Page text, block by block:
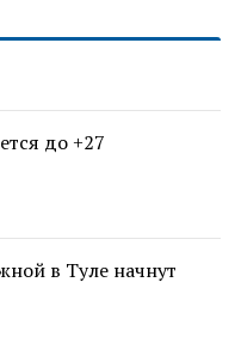
до +27
в Туле начнут